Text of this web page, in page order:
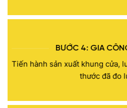
BƯỚC 4: GIA
Tiến hành sản xuất khung cửa,
thước đã đo